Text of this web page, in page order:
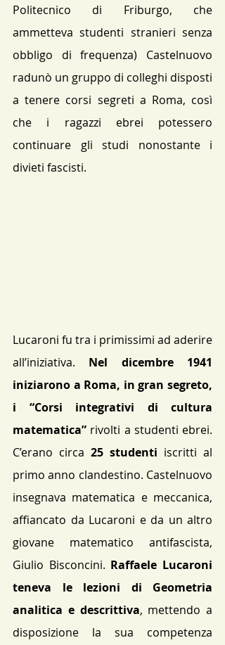
Politecnico di Friburgo, che
ammetteva studenti stranieri senza
obbligo di frequenza) Castelnuovo
radunò un gruppo di colleghi disposti
a tenere corsi segreti a Roma, così
che i ragazzi ebrei potessero
continuare gli studi nonostante i
divieti fascisti.
Lucaroni fu tra i primissimi ad aderire
all’iniziativa. Nel dicembre 1941
iniziarono a Roma, in gran segreto,
i “Corsi integrativi di cultura
matematica” rivolti a studenti ebrei.
C’erano circa 25 studenti iscritti al
primo anno clandestino​. Castelnuovo
insegnava matematica e meccanica,
affiancato da Lucaroni e da un altro
giovane matematico antifascista,
Giulio Bisconcini. Raffaele Lucaroni
teneva le lezioni di Geometria
analitica e descrittiva, mettendo a
disposizione la sua competenza